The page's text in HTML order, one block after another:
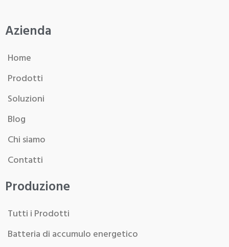
Azienda
Home
Prodotti
Soluzioni
Blog
Chi siamo
Contatti
Produzione
Tutti i Prodotti
Batteria di accumulo energetico